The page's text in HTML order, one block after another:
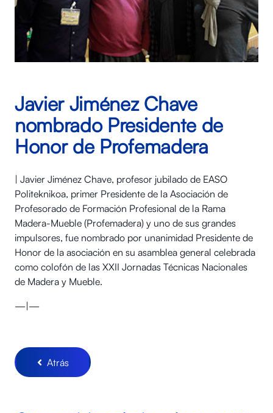
Javier Jiménez Chave
nombrado Presidente de
Honor de Profemadera
| Javier Jiménez Chave, profesor jubilado de EASO
Politeknikoa, primer Presidente de la Asociación de
Profesorado de Formación Profesional de la Rama
Madera-Mueble (Profemadera) y uno de sus grandes
impulsores, fue nombrado por unanimidad Presidente de
Honor de la asociación en su asamblea general celebrada
como colofón de las XXII Jornadas Técnicas Nacionales
de Madera y Mueble.
—|—
Atrás